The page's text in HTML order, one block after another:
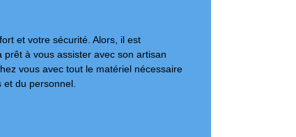
et votre sécurité. Alors, il est
à vous assister avec son artisan
vous avec tout le matériel nécessaire
du personnel.